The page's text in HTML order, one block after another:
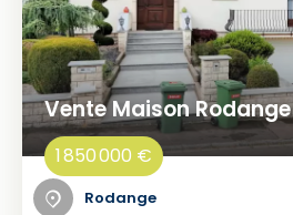
Vente Maison Rodange
1 850 000 €
Rodange